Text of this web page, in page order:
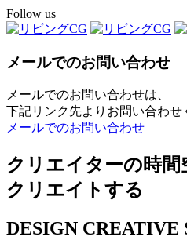
Follow us
メールでのお問い合わせ
メールでのお問い合わせは、
下記リンク先よりお問い合わせ
メールでのお問い合わせ
クリエイターの時間
クリエイトする
DESIGN CREATIVE